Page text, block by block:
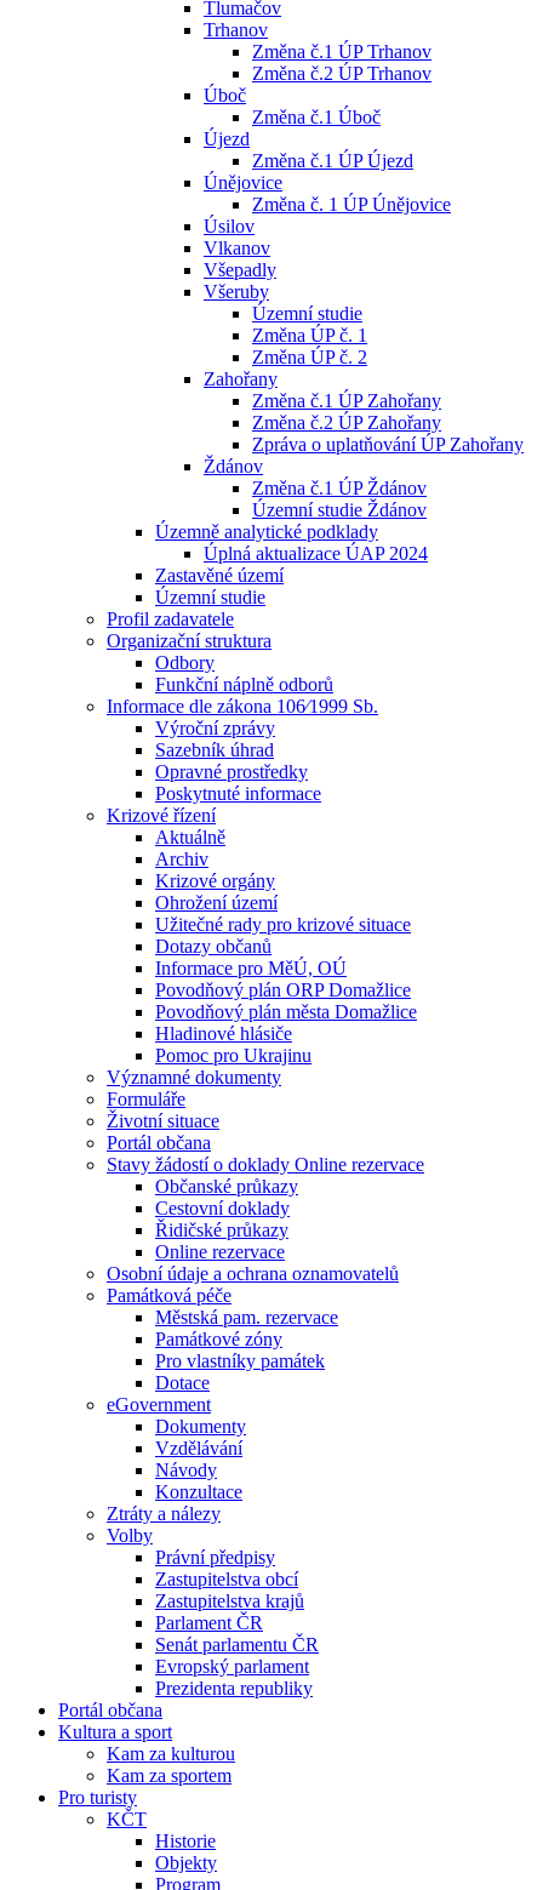
Tlumačov
Trhanov
Změna č.1 ÚP Trhanov
Změna č.2 ÚP Trhanov
Úboč
Změna č.1 Úboč
Újezd
Změna č.1 ÚP Újezd
Únějovice
Změna č. 1 ÚP Únějovice
Úsilov
Vlkanov
Všepadly
Všeruby
Územní studie
Změna ÚP č. 1
Změna ÚP č. 2
Zahořany
Změna č.1 ÚP Zahořany
Změna č.2 ÚP Zahořany
Zpráva o uplatňování ÚP Zahořany
Ždánov
Změna č.1 ÚP Ždánov
Územní studie Ždánov
Územně analytické podklady
Úplná aktualizace ÚAP 2024
Zastavěné území
Územní studie
Profil zadavatele
Organizační struktura
Odbory
Funkční náplně odborů
Informace dle zákona 106⁄1999 Sb.
Výroční zprávy
Sazebník úhrad
Opravné prostředky
Poskytnuté informace
Krizové řízení
Aktuálně
Archiv
Krizové orgány
Ohrožení území
Užitečné rady pro krizové situace
Dotazy občanů
Informace pro MěÚ, OÚ
Povodňový plán ORP Domažlice
Povodňový plán města Domažlice
Hladinové hlásiče
Pomoc pro Ukrajinu
Významné dokumenty
Formuláře
Životní situace
Portál občana
Stavy žádostí o doklady Online rezervace
Občanské průkazy
Cestovní doklady
Řidičské průkazy
Online rezervace
Osobní údaje a ochrana oznamovatelů
Památková péče
Městská pam. rezervace
Památkové zóny
Pro vlastníky památek
Dotace
eGovernment
Dokumenty
Vzdělávání
Návody
Konzultace
Ztráty a nálezy
Volby
Právní předpisy
Zastupitelstva obcí
Zastupitelstva krajů
Parlament ČR
Senát parlamentu ČR
Evropský parlament
Prezidenta republiky
Portál občana
Kultura a sport
Kam za kulturou
Kam za sportem
Pro turisty
KČT
Historie
Objekty
Program